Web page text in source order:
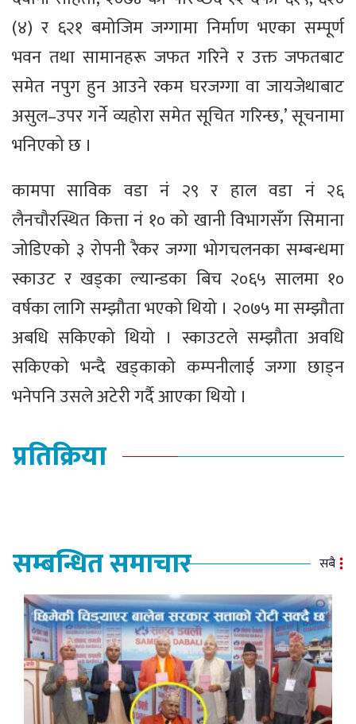
(४) र ६२१ बमोजिम जग्गामा निर्माण भएका सम्पूर्ण
भवन तथा सामानहरू जफत गरिने र उक्त जफतबाट
समेत नपुग हुन आउने रकम घरजग्गा वा जायजेथाबाट
असुल–उपर गर्ने व्यहोरा समेत सूचित गरिन्छ,’ सूचनामा
भनिएको छ ।
कामपा साविक वडा नं २९ र हाल वडा नं २६
लैनचौरस्थित कित्ता नं १० को खानी विभागसँग सिमाना
जोडिएको ३ रोपनी रैकर जग्गा भोगचलनका सम्बन्धमा
स्काउट र खड्का ल्यान्डका बिच २०६५ सालमा १०
वर्षका लागि सम्झौता भएको थियो । २०७५ मा सम्झौता
अबधि सकिएको थियो । स्काउटले सम्झौता अवधि
सकिएको भन्दै खड्काको कम्पनीलाई जग्गा छाड्न
भनेपनि उसले अटेरी गर्दै आएका थियो ।
प्रतिक्रिया
सम्बन्धित समाचार सबै